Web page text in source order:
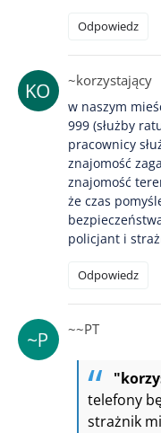
Odpowiedz
~korzystający
w naszym
999 (służby
pracownicy
znajomość
znajomość
że czas
policjant i
Odpowiedz
~~PT
telefony
strażnik